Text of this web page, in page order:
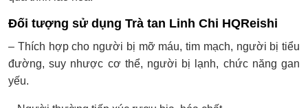
Đối tượng sử dụng Trà tan Linh Chi HQReishi
– Thích hợp cho người bị mỡ máu, tim mạch, người bị tiểu
đường, suy nhược cơ thể, người bị lạnh, chức năng gan
yếu.